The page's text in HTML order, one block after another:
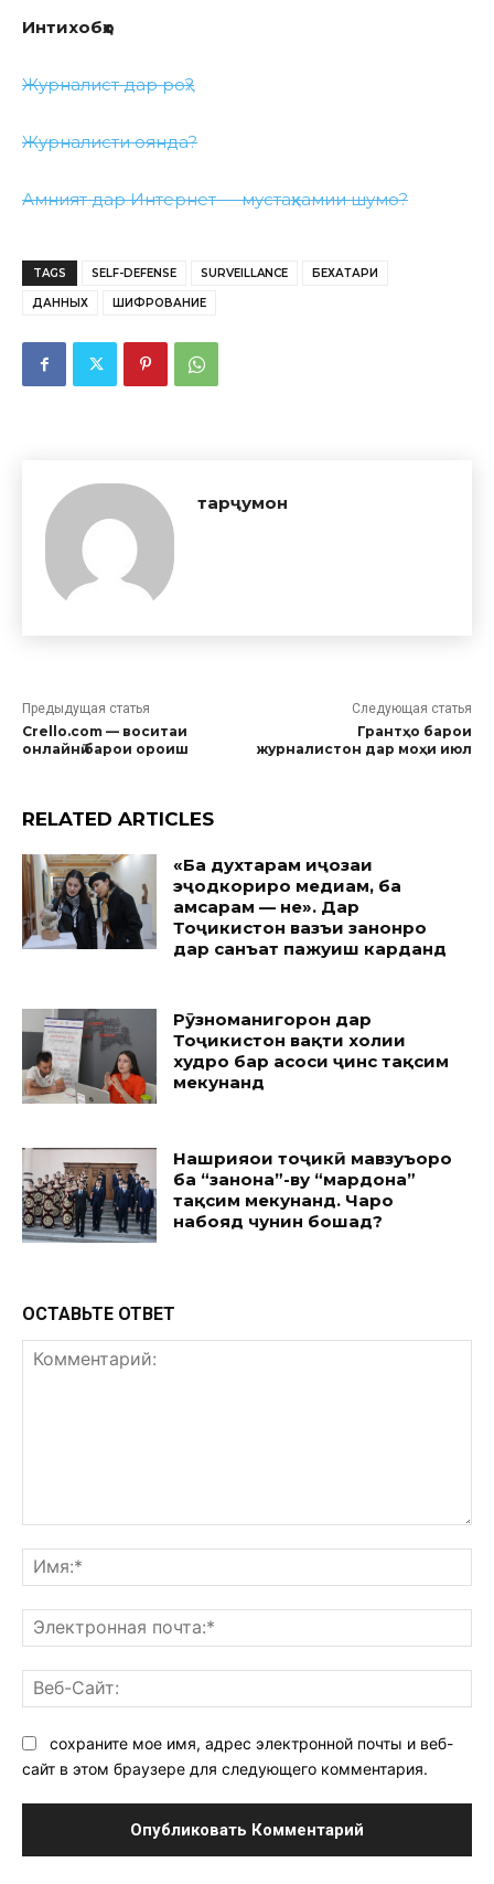
Интихобҳо
Журналист дар роҳ?
Журналисти оянда?
Амният дар Интернет — мустаҳкамии шумо?
TAGS SELF-DEFENSE SURVEILLANCE БЕХАТАРИ
ДАННЫХ ШИФРОВАНИЕ
тарҷумон
Предыдущая статья
Crello.com — воситаи
онлайнӣ барои ороиш
Следующая статья
Грантҳо барои
журналистон дар моҳи июл
RELATED ARTICLES
«Ба духтарам иҷозаи
эҷодкориро медиҳам, ба
ҳамсарам — не». Дар
Тоҷикистон вазъи занонро
дар санъат пажуҳиш карданд
Рӯзноманигорон дар
Тоҷикистон вақти холии
худро бар асоси ҷинс тақсим
мекунанд
Нашрияҳои тоҷикӣ мавзуъҳоро
ба “занона”-ву “мардона”
тақсим мекунанд. Чаро
набояд чунин бошад?
ОСТАВЬТЕ ОТВЕТ
сохраните мое имя, адрес электронной почты и веб-
сайт в этом браузере для следующего комментария.